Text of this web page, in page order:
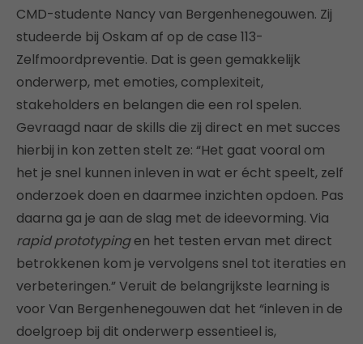
CMD-studente Nancy van Bergenhenegouwen. Zij
studeerde bij Oskam af op de case 113-
Zelfmoordpreventie. Dat is geen gemakkelijk
onderwerp, met emoties, complexiteit,
stakeholders en belangen die een rol spelen.
Gevraagd naar de skills die zij direct en met succes
hierbij in kon zetten stelt ze: “Het gaat vooral om
het je snel kunnen inleven in wat er écht speelt, zelf
onderzoek doen en daarmee inzichten opdoen. Pas
daarna ga je aan de slag met de ideevorming. Via
rapid prototypingen het testen ervan met direct
betrokkenen kom je vervolgens snel tot iteraties en
verbeteringen.” Veruit de belangrijkste learning is
voor Van Bergenhenegouwen dat het “inleven in de
doelgroep bij dit onderwerp essentieel is,